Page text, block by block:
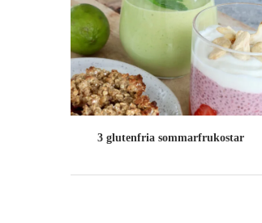
3 glutenfria sommarfrukostar